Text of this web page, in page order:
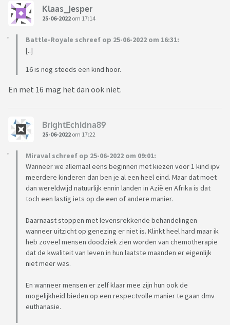
Klaas_Jesper
25-06-2022 om 17:14
Battle-Royale schreef op 25-06-2022 om 16:31:
[..]
16 is nog steeds een kind hoor.
En met 16 mag het dan ook niet.
BrightEchidna89
25-06-2022 om 17:22
Miraval schreef op 25-06-2022 om 09:01:
Wanneer we allemaal eens beginnen met kiezen voor 1 kind ipv
meerdere kinderen dan ben je al een heel eind. Maar dat moet
dan wereldwijd natuurlijk ennin landen in Azië en Afrika is dat
toch een lastig iets op de een of andere manier.
Daarnaast stoppen met levensrekkende behandelingen
wanneer uitzicht op genezing er niet is. Klinkt heel hard maar ik
heb zoveel mensen doodziek zien worden van chemotherapie
dat de kwaliteit van leven in hun laatste maanden er eigenlijk
niet meer was.
En wanneer mensen er zelf klaar mee zijn hun ook de
mogelijkheid bieden op een respectvolle manier te gaan dmv
euthanasie.